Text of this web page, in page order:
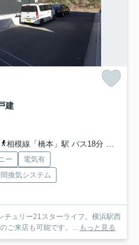
建
相模線「橋本」駅 バス18分 「下九沢団地」 停歩6分
ー
電気有
換気システム
チュリー21スターライフ。横浜駅西
ご来店も可能です。...
もっと見る